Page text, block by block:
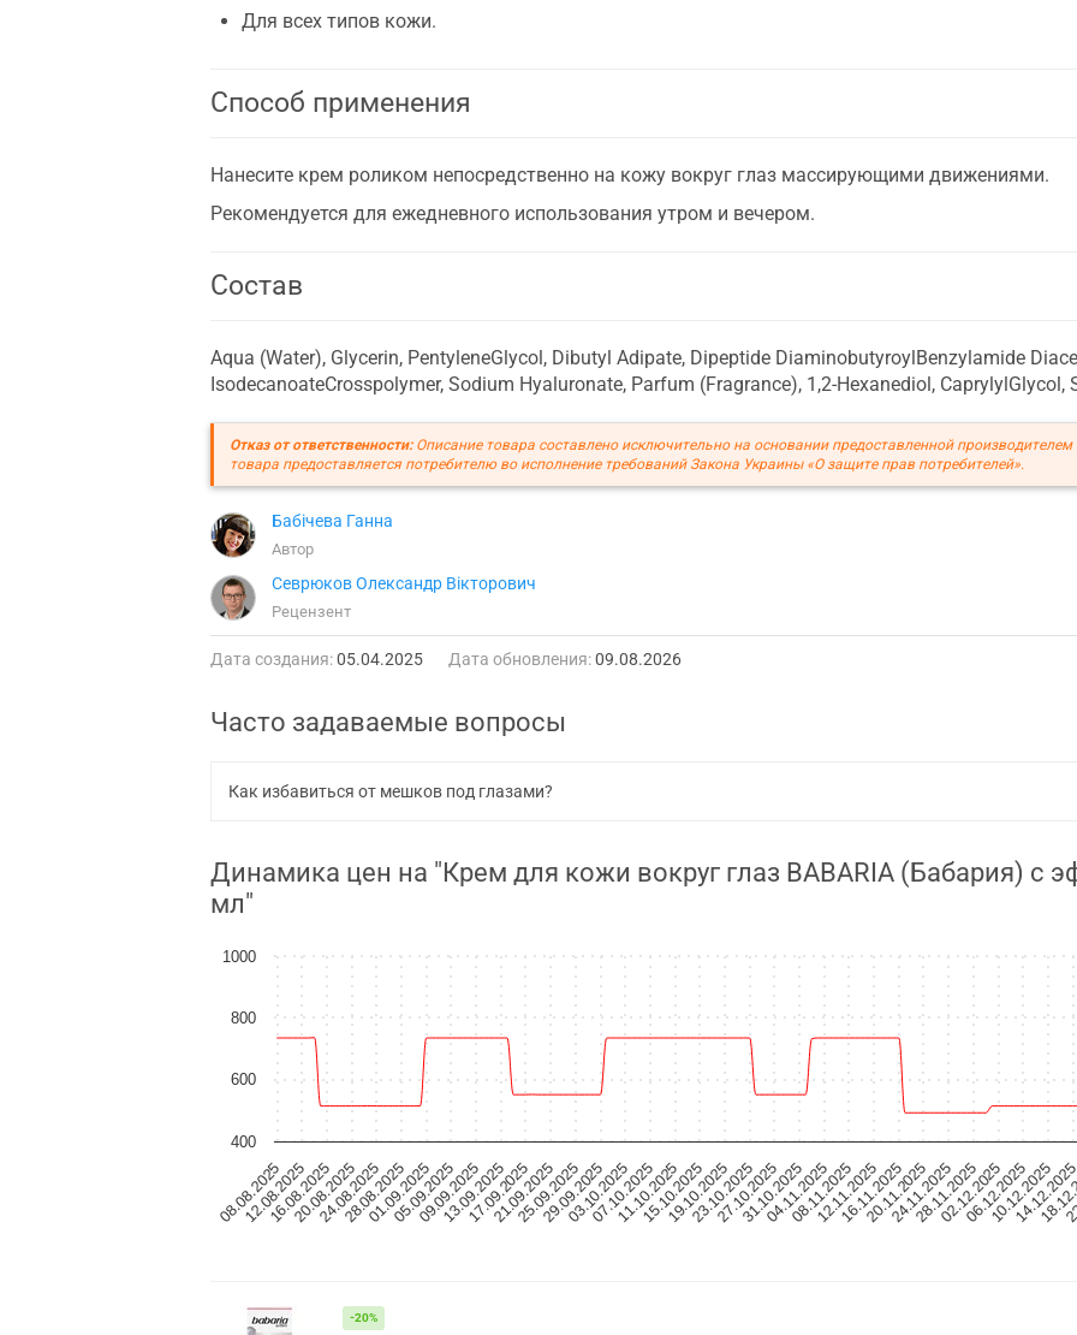
Для всех типов кожи.
Способ применения
Нанесите крем роликом непосредственно на кожу вокруг глаз массирующими движениями.
Рекомендуется для ежедневного использования утром и вечером.
Состав
Aqua (Water), Glycerin, PentyleneGlycol, Dibutyl Adipate, Dipeptide DiaminobutyroylBenzylamide
IsodecanoateCrosspolymer, Sodium Hyaluronate, Parfum (Fragrance), 1,2-Hexanediol, CaprylylGlycol,
Отказ от ответственности:Описание товара составлено исключительно на основании предоставленной
товара предоставляется потребителю во исполнение требований Закона Украины «О защите прав потребителей».
Бабічева Ганна
Автор
Севрюков Олександр Вікторович
Рецензент
Дата создания:05.04.2025 Дата обновления:09.08.2026
Часто задаваемые вопросы
Как избавиться от мешков под глазами?
Динамика цен на "Крем для кожи вокруг глаз BABARIA (Бабария) с
мл"
08.08.2025
12.08.2025
16.08.2025
20.08.2025
24.08.2025
28.08.2025
01.09.2025
05.09.2025
09.09.2025
13.09.2025
17.09.2025
21.09.2025
25.09.2025
29.09.2025
03.10.2025
07.10.2025
11.10.2025
15.10.2025
19.10.2025
23.10.2025
27.10.2025
31.10.2025
04.11.2025
08.11.2025
12.11.2025
16.11.2025
20.11.2025
24.11.2025
28.11.2025
02.12.2025
06.12.2025
10.12.2025
400
600
800
1000
-20%